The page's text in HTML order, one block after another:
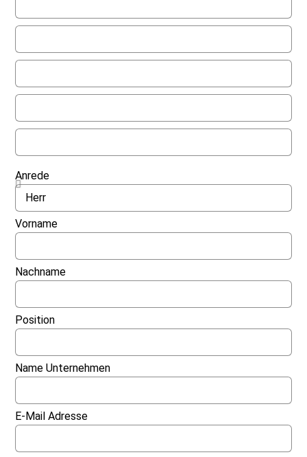
Anrede
Vorname
Nachname
Position
Name Unternehmen
E-Mail Adresse